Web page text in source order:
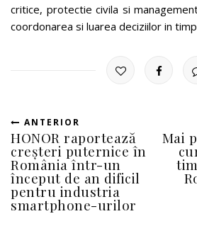
critice, protectie civila si
coordonarea si luarea deciziilor in
ANTERIOR
HONOR raportează
creșteri puternice în
România într-un
început de an dificil
pentru industria
smartphone-urilor
Mai